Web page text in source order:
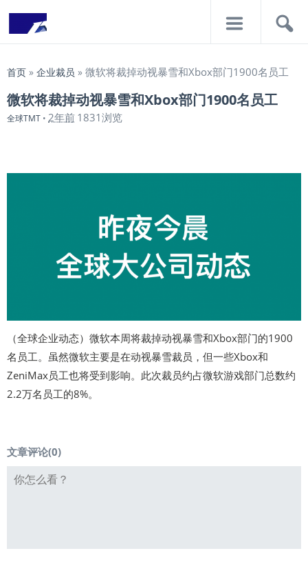
首页 » 企业裁员 » 微软将裁掉动视暴雪和Xbox部门1900名员工
微软将裁掉动视暴雪和Xbox部门1900名员工
全球TMT • 2年前 1831浏览
（全球企业动态）微软本周将裁掉动视暴雪和Xbox部门的1900
名员工。虽然微软主要是在动视暴雪裁员，但一些Xbox和
ZeniMax员工也将受到影响。此次裁员约占微软游戏部门总数约
2.2万名员工的8%。
文章评论(0)